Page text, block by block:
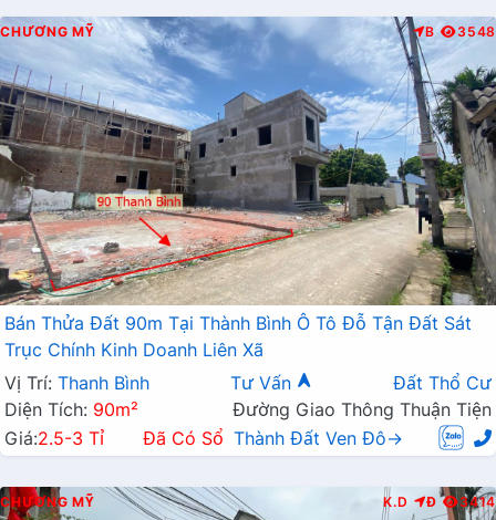
CHƯƠNG MỸ B 3548
Bán Thửa Đất 90m Tại Thành Bình Ô Tô Đỗ Tận Đất Sát
Trục Chính Kinh Doanh Liên Xã
Vị Trí: Thanh Bình Tư Vấn
Đất Thổ Cư
Diện Tích: 90m²
Đường Giao Thông Thuận Tiện
Giá:2.5-3 Tỉ Đã Có Sổ Thành Đất Ven Đô→
CHƯƠNG MỸ K.D Đ 3414